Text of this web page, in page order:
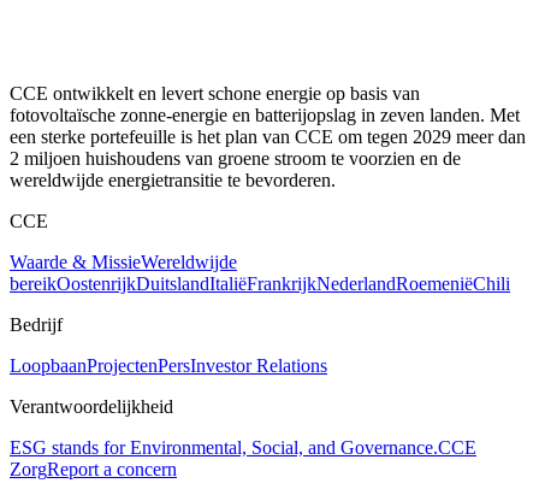
CCE ontwikkelt en levert schone energie op basis van
fotovoltaïsche zonne-energie en batterijopslag in zeven landen. Met
een sterke portefeuille is het plan van CCE om tegen 2029 meer dan
2 miljoen huishoudens van groene stroom te voorzien en de
wereldwijde energietransitie te bevorderen.
CCE
Waarde & MissieWereldwijde
bereikOostenrijkDuitslandItaliëFrankrijkNederlandRoemeniëChili
Bedrijf
LoopbaanProjectenPersInvestor Relations
Verantwoordelijkheid
ESG stands for Environmental, Social, and Governance.CCE
ZorgReport a concern